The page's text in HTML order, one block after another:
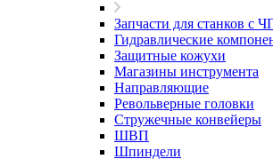
Запчасти для станков с
Гидравлические
Защитные кожухи
Магазины инструмента
Направляющие
Револьверные головки
Стружечные конвейеры
ШВП
Шпиндели